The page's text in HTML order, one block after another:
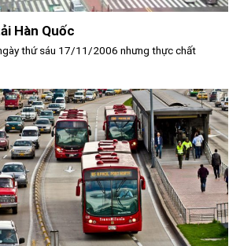
Hàn Quốc
thứ sáu 17/11/2006 nhưng thực chất